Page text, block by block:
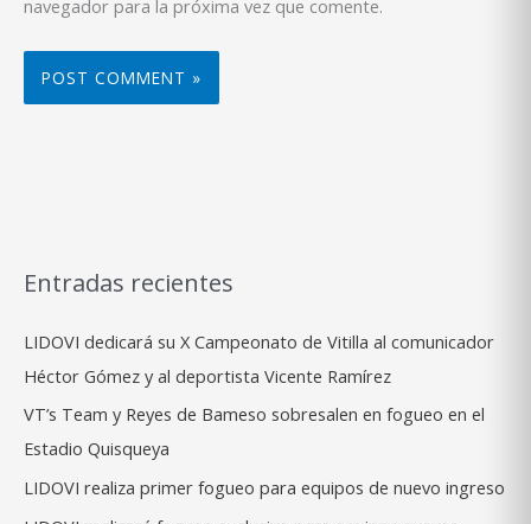
navegador para la próxima vez que comente.
Entradas recientes
LIDOVI dedicará su X Campeonato de Vitilla al comunicador
Héctor Gómez y al deportista Vicente Ramírez
VT’s Team y Reyes de Bameso sobresalen en fogueo en el
Estadio Quisqueya
LIDOVI realiza primer fogueo para equipos de nuevo ingreso